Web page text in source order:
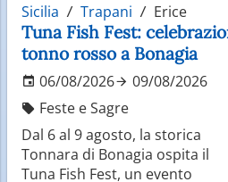
Sicilia Trapani Erice
Tuna Fish Fest:
tonno rosso a Bonagia
06/08/2026
09/08/2026
Feste e Sagre
Dal 6 al 9 agosto, la storica
Tonnara di Bonagia ospita il
Tuna Fish Fest, un evento